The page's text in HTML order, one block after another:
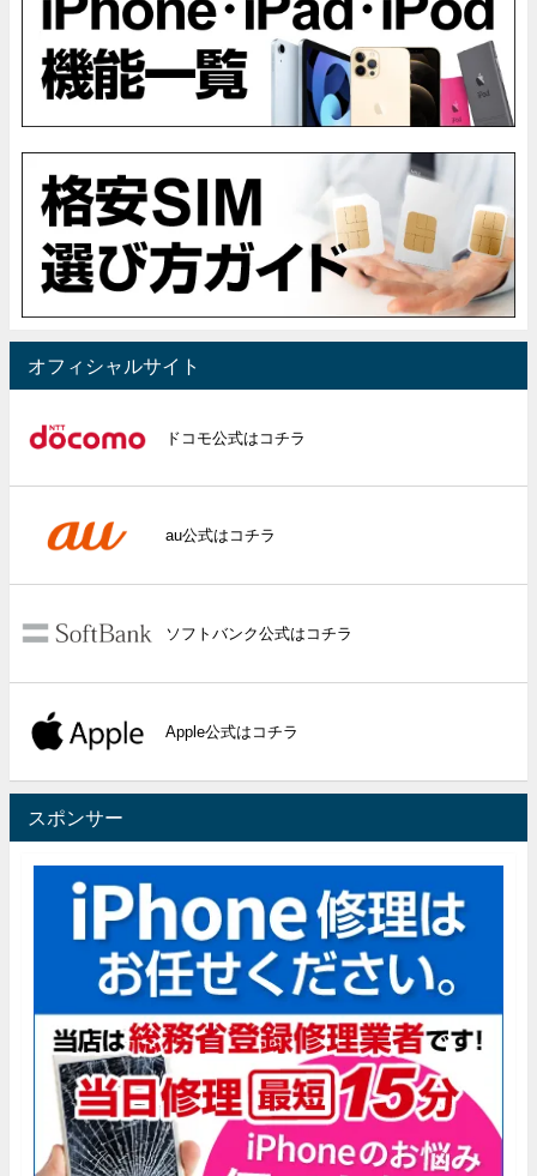
オフィシャルサイト
ドコモ公式はコチラ
au公式はコチラ
ソフトバンク公式はコチラ
Apple公式はコチラ
スポンサー